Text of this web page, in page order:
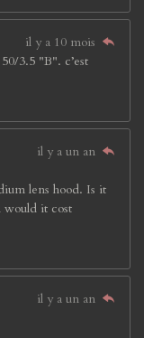
il y a 10 mois
3.5 "B". c’est
il y a un an
lens hood. Is it
would it cost
il y a un an